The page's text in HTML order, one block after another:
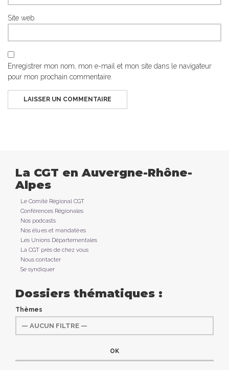
Site web
Enregistrer mon nom, mon e-mail et mon site dans le navigateur
pour mon prochain commentaire.
La CGT en Auvergne-Rhône-
Alpes
Le Comité Régional CGT
Conférences Régionales
Nos podcasts
Nos élu·es et mandaté·es
Les Unions Départementales
La CGT près de chez vous
Nous contacter
Se syndiquer
Dossiers thématiques :
Thèmes